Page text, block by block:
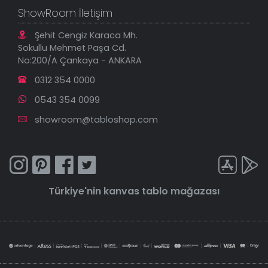
ShowRoom İletişim
Şehit Cengiz Karaca Mh.
Sokullu Mehmet Paşa Cd.
No:200/A Çankaya - ANKARA
0312 354 0000
0543 354 0099
showroom@tabloshop.com
Türkiye'nin kanvas tablo mağazası